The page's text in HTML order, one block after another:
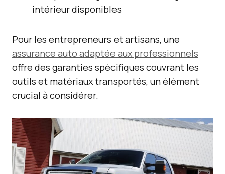
intérieur disponibles
Pour les entrepreneurs et artisans, une
assurance auto adaptée aux professionnels
offre des garanties spécifiques couvrant les
outils et matériaux transportés, un élément
crucial à considérer.